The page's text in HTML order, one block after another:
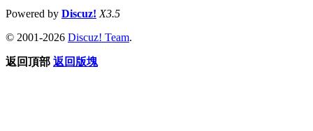
Powered by Discuz! X3.5
© 2001-2026 Discuz! Team.
返回頂部 返回版塊